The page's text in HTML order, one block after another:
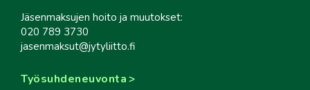
Jäsenmaksujen hoito ja muutokset:
020 789 3730
jasenmaksut@jytyliitto.fi
Työsuhdeneuvonta